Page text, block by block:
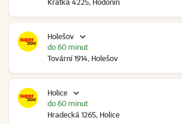
Holešov
Tovární 1914, Holešov
do 60 minut
Holice
Hradecká 1265, Holice
do 60 minut